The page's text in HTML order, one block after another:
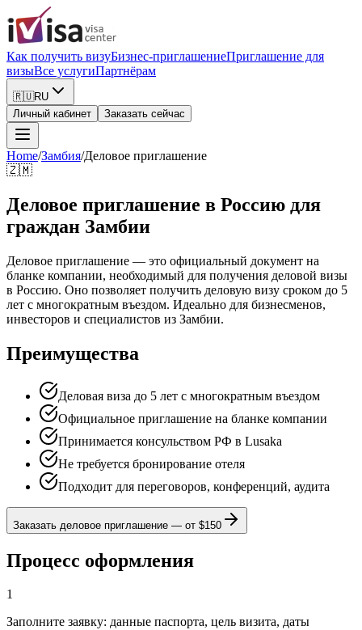
Как получить визуБизнес-приглашениеПриглашение для
визыВсе услугиПартнёрам
🇷🇺RU
Личный кабинет
Заказать сейчас
Home/Замбия/Деловое приглашение
🇿🇲
Деловое приглашение в Россию для
граждан Замбии
Деловое приглашение — это официальный документ на
бланке компании, необходимый для получения деловой визы
в Россию. Оно позволяет получить деловую визу сроком до 5
лет с многократным въездом. Идеально для бизнесменов,
инвесторов и специалистов из Замбии.
Преимущества
Деловая виза до 5 лет с многократным въездом
Официальное приглашение на бланке компании
Принимается консульством РФ в Lusaka
Не требуется бронирование отеля
Подходит для переговоров, конференций, аудита
Заказать деловое приглашение — от $150
Процесс оформления
1
Заполните заявку: данные паспорта, цель визита, даты